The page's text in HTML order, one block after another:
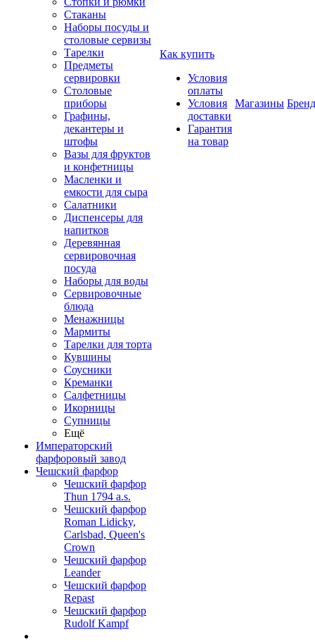
Стаканы
Наборы посуды и
столовые сервизы
Тарелки
Предметы
сервировки
Столовые
приборы
Графины,
декантеры и
штофы
Вазы для фруктов
и конфетницы
Масленки и
емкости для сыра
Салатники
Диспенсеры для
напитков
Деревянная
сервировочная
посуда
Наборы для воды
Сервировочные
блюда
Менажницы
Мармиты
Тарелки для торта
Кувшины
Соусники
Креманки
Салфетницы
Икорницы
Супницы
Ещё
Императорский
фарфоровый завод
Чешский фарфор
Чешский фарфор
Thun 1794 a.s.
Чешский фарфор
Roman Lidicky,
Carlsbad, Queen's
Crown
Чешский фарфор
Leander
Чешский фарфор
Repast
Чешский фарфор
Rudolf Kampf
Как купить
Условия
оплаты
Условия
доставки
Гарантия
на товар
Магазины